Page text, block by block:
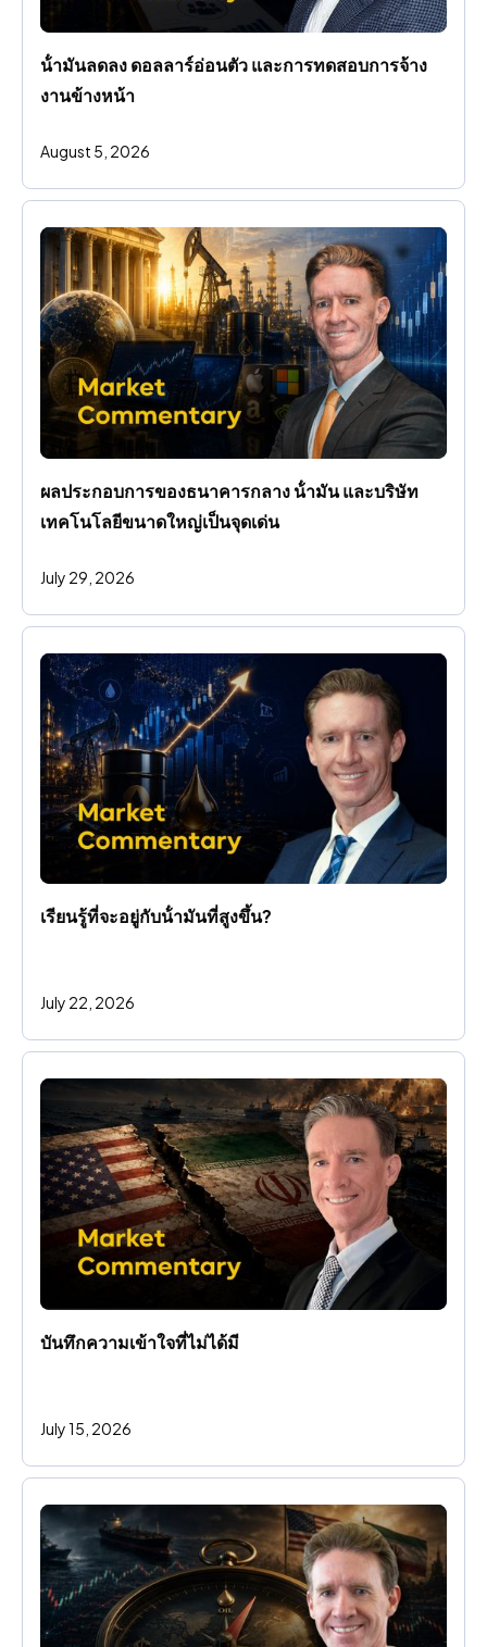
น้ํามันลดลง ดอลลาร์อ่อนตัว และการทดสอบการจ้าง
งานข้างหน้า
August 5, 2026
ผลประกอบการของธนาคารกลาง น้ํามัน และบริษัท
เทคโนโลยีขนาดใหญ่เป็นจุดเด่น
July 29, 2026
เรียนรู้ที่จะอยู่กับน้ํามันที่สูงขึ้น?
July 22, 2026
บันทึกความเข้าใจที่ไม่ได้มี
July 15, 2026